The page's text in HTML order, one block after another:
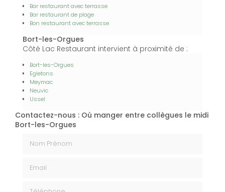
Bar restaurant avec terrasse
Bar restaurant de plage
Bon restaurant avec terrasse
Bort-les-Orgues
Côté Lac Restaurant intervient à proximité de :
Bort-les-Orgues
Egletons
Meymac
Neuvic
Ussel
Contactez-nous : Où manger entre collègues le midi
Bort-les-Orgues